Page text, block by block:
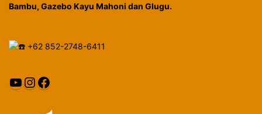
Bambu, Gazebo Kayu Mahoni dan Glugu.
+62 852-2748-6411
YouTube
Instagram
Facebook